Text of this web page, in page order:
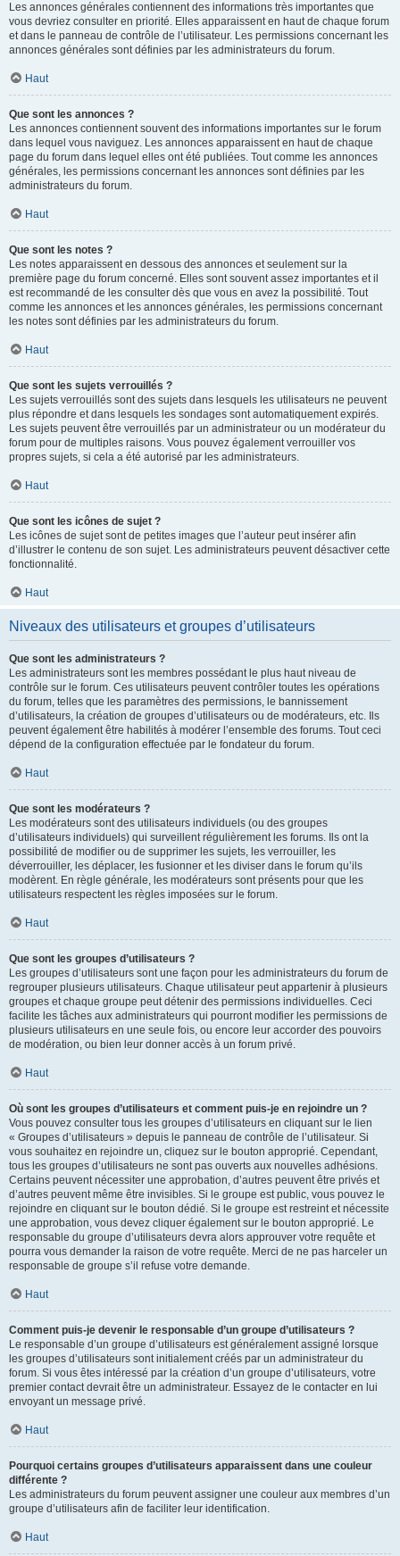
Les annonces générales contiennent des informations très importantes que
vous devriez consulter en priorité. Elles apparaissent en haut de chaque forum
et dans le panneau de contrôle de l’utilisateur. Les permissions concernant les
annonces générales sont définies par les administrateurs du forum.
Haut
Que sont les annonces ?
Les annonces contiennent souvent des informations importantes sur le forum
dans lequel vous naviguez. Les annonces apparaissent en haut de chaque
page du forum dans lequel elles ont été publiées. Tout comme les annonces
générales, les permissions concernant les annonces sont définies par les
administrateurs du forum.
Haut
Que sont les notes ?
Les notes apparaissent en dessous des annonces et seulement sur la
première page du forum concerné. Elles sont souvent assez importantes et il
est recommandé de les consulter dès que vous en avez la possibilité. Tout
comme les annonces et les annonces générales, les permissions concernant
les notes sont définies par les administrateurs du forum.
Haut
Que sont les sujets verrouillés ?
Les sujets verrouillés sont des sujets dans lesquels les utilisateurs ne peuvent
plus répondre et dans lesquels les sondages sont automatiquement expirés.
Les sujets peuvent être verrouillés par un administrateur ou un modérateur du
forum pour de multiples raisons. Vous pouvez également verrouiller vos
propres sujets, si cela a été autorisé par les administrateurs.
Haut
Que sont les icônes de sujet ?
Les icônes de sujet sont de petites images que l’auteur peut insérer afin
d’illustrer le contenu de son sujet. Les administrateurs peuvent désactiver cette
fonctionnalité.
Haut
Niveaux des utilisateurs et groupes d’utilisateurs
Que sont les administrateurs ?
Les administrateurs sont les membres possédant le plus haut niveau de
contrôle sur le forum. Ces utilisateurs peuvent contrôler toutes les opérations
du forum, telles que les paramètres des permissions, le bannissement
d’utilisateurs, la création de groupes d’utilisateurs ou de modérateurs, etc. Ils
peuvent également être habilités à modérer l’ensemble des forums. Tout ceci
dépend de la configuration effectuée par le fondateur du forum.
Haut
Que sont les modérateurs ?
Les modérateurs sont des utilisateurs individuels (ou des groupes
d’utilisateurs individuels) qui surveillent régulièrement les forums. Ils ont la
possibilité de modifier ou de supprimer les sujets, les verrouiller, les
déverrouiller, les déplacer, les fusionner et les diviser dans le forum qu’ils
modèrent. En règle générale, les modérateurs sont présents pour que les
utilisateurs respectent les règles imposées sur le forum.
Haut
Que sont les groupes d’utilisateurs ?
Les groupes d’utilisateurs sont une façon pour les administrateurs du forum de
regrouper plusieurs utilisateurs. Chaque utilisateur peut appartenir à plusieurs
groupes et chaque groupe peut détenir des permissions individuelles. Ceci
facilite les tâches aux administrateurs qui pourront modifier les permissions de
plusieurs utilisateurs en une seule fois, ou encore leur accorder des pouvoirs
de modération, ou bien leur donner accès à un forum privé.
Haut
Où sont les groupes d’utilisateurs et comment puis-je en rejoindre un ?
Vous pouvez consulter tous les groupes d’utilisateurs en cliquant sur le lien
« Groupes d’utilisateurs » depuis le panneau de contrôle de l’utilisateur. Si
vous souhaitez en rejoindre un, cliquez sur le bouton approprié. Cependant,
tous les groupes d’utilisateurs ne sont pas ouverts aux nouvelles adhésions.
Certains peuvent nécessiter une approbation, d’autres peuvent être privés et
d’autres peuvent même être invisibles. Si le groupe est public, vous pouvez le
rejoindre en cliquant sur le bouton dédié. Si le groupe est restreint et nécessite
une approbation, vous devez cliquer également sur le bouton approprié. Le
responsable du groupe d’utilisateurs devra alors approuver votre requête et
pourra vous demander la raison de votre requête. Merci de ne pas harceler un
responsable de groupe s’il refuse votre demande.
Haut
Comment puis-je devenir le responsable d’un groupe d’utilisateurs ?
Le responsable d’un groupe d’utilisateurs est généralement assigné lorsque
les groupes d’utilisateurs sont initialement créés par un administrateur du
forum. Si vous êtes intéressé par la création d’un groupe d’utilisateurs, votre
premier contact devrait être un administrateur. Essayez de le contacter en lui
envoyant un message privé.
Haut
Pourquoi certains groupes d’utilisateurs apparaissent dans une couleur
différente ?
Les administrateurs du forum peuvent assigner une couleur aux membres d’un
groupe d’utilisateurs afin de faciliter leur identification.
Haut